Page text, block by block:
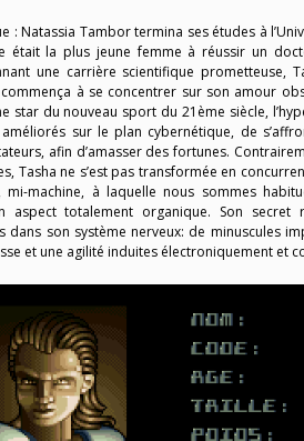
: Natassia Tambor termina ses études à
était la plus jeune femme à réussir un
une carrière scientifique prometteuse,
à se concentrer sur son amour
star du nouveau sport du 21ème siècle,
améliorés sur le plan cybernétique, de
afin d’amasser des fortunes.
Tasha ne s’est pas transformée en
mi-machine, à laquelle nous sommes
aspect totalement organique. Son secret
dans son système nerveux: de minuscules
et une agilité induites électroniquement et